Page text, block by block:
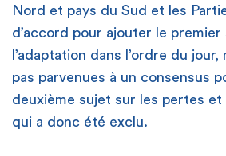
Nord et pays du Sud et les
d’accord pour ajouter le premier
l’adaptation dans l’ordre du
pas parvenues à un consensus
deuxième sujet sur les pertes
qui a donc été exclu.